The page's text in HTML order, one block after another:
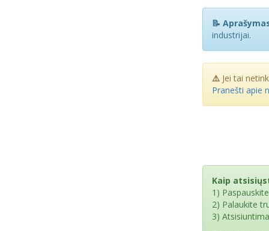
📝
industrijai.
⚠️ Jei tai
Pranešti apie
Kaip
1)
2) Palaukite
3)